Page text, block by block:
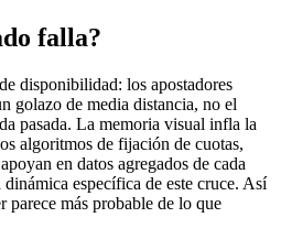
falla?
disponibilidad: los apostadores
golazo de media distancia, no el
pasada. La memoria visual infla la
algoritmos de fijación de cuotas,
en datos agregados de cada
específica de este cruce. Así
parece más probable de lo que